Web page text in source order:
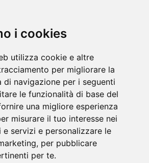
i cookies
utilizza cookie e altre
per migliorare la
di navigazione per i seguenti
le funzionalità di base del
una migliore esperienza
misurare il tuo interesse nei
servizi e personalizzare le
, per pubblicare
per te.